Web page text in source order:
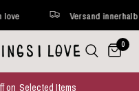
Versand innerhalb von
0
on Selected Items